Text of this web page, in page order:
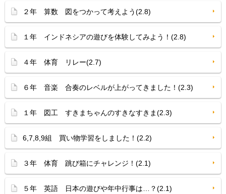
２年 算数 図をつかって考えよう(2.8)
１年 インドネシアの遊びを体験してみよう！(2.8)
４年 体育 リレー(2.7)
６年 音楽 合奏のレベルが上がってきました！(2.3)
１年 図工 すきまちゃんのすきなすきま(2.3)
6,7,8,9組 買い物学習をしました！(2.2)
３年 体育 跳び箱にチャレンジ！(2.1)
５年 英語 日本の遊びや年中行事は…？(2.1)